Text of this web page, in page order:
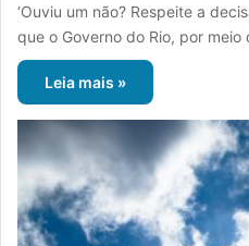
‘Ouviu um não? Respeite a
que o Governo do Rio, por
Leia mais »